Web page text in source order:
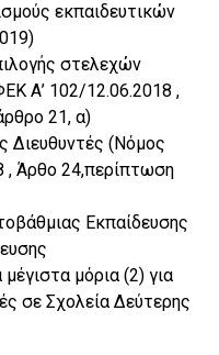
εκπαιδευτικών
στελεχών
Α’ 102/12.06.2018 ,
21, α)
Διευθυντές (Nόμος
, Άρθο 24,περίπτωση
Εκπαίδευσης
μόρια (2) για
σε Σχολεία Δεύτερης